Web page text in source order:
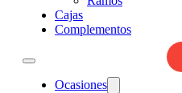
Cajas
Complementos
Ocasiones